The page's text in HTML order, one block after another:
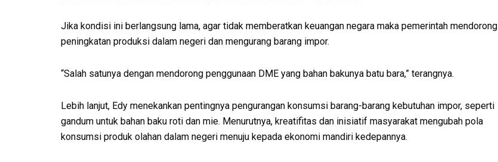
Jika kondisi ini berlangsung lama, agar tidak memberatkan keuangan negara maka pemerintah mendorong
peningkatan produksi dalam negeri dan mengurang barang impor.
“Salah satunya dengan mendorong penggunaan DME yang bahan bakunya batu bara,” terangnya.
Lebih lanjut, Edy menekankan pentingnya pengurangan konsumsi barang-barang kebutuhan impor, seperti
gandum untuk bahan baku roti dan mie. Menurutnya, kreatifitas dan inisiatif masyarakat mengubah pola
konsumsi produk olahan dalam negeri menuju kepada ekonomi mandiri kedepannya.